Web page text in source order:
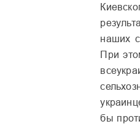
наших
При
бы